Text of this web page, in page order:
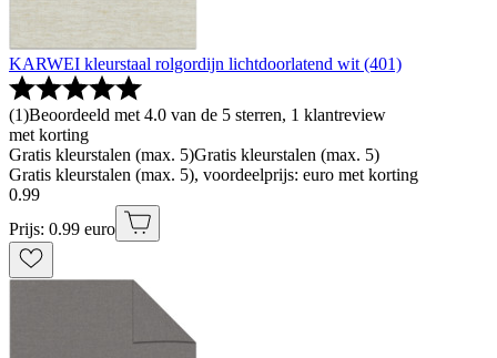
KARWEI kleurstaal rolgordijn lichtdoorlatend wit (401)
(1)Beoordeeld met 4.0 van de 5 sterren, 1 klantreview
met korting
Gratis kleurstalen (max. 5)Gratis kleurstalen (max. 5)
Gratis kleurstalen (max. 5), voordeelprijs: euro met korting
0.99
Prijs: 0.99 euro